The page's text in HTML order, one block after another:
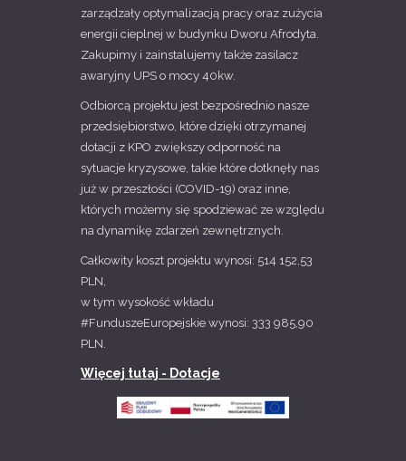
zarządzały optymalizacją pracy oraz zużycia
energii cieplnej w budynku Dworu Afrodyta.
Zakupimy i zainstalujemy także zasilacz
awaryjny UPS o mocy 40kw.
Odbiorcą projektu jest bezpośrednio nasze
przedsiębiorstwo, które dzięki otrzymanej
dotacji z KPO zwiększy odporność na
sytuacje kryzysowe, takie które dotknęły nas
już w przeszłości (COVID-19) oraz inne,
których możemy się spodziewać ze względu
na dynamikę zdarzeń zewnętrznych.
Całkowity koszt projektu wynosi: 514 152,53
PLN,
w tym wysokość wkładu
#FunduszeEuropejskie wynosi: 333 985,90
PLN.
Więcej tutaj - Dotacje